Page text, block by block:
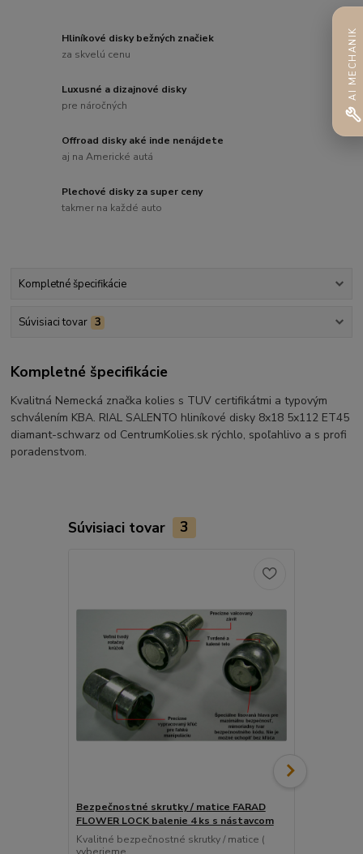
Hliníkové disky bežných značiek
za skvelú cenu
Luxusné a dizajnové disky
pre náročných
Offroad disky aké inde nenájdete
aj na Americké autá
Plechové disky za super ceny
takmer na každé auto
Kompletné špecifikácie
Súvisiaci tovar 3
Kompletné špecifikácie
Kvalitná Nemecká značka kolies s TUV certifikátmi a typovým
schválením KBA. RIAL SALENTO hliníkové disky 8x18 5x112 ET45
diamant-schwarz od CentrumKolies.sk rýchlo, spoľahlivo a s profi
poradenstvom.
Súvisiaci tovar 3
Bezpečnostné skrutky / matice FARAD
FLOWER LOCK balenie 4 ks s nástavcom
Kvalitné bezpečnostné skrutky / matice (
AI MECHANIK